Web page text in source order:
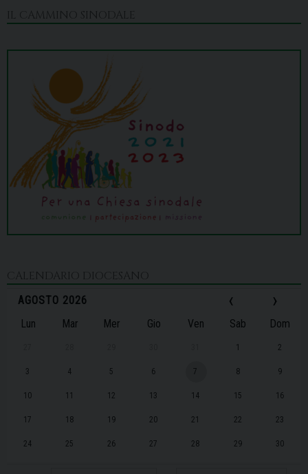
IL CAMMINO SINODALE
CALENDARIO DIOCESANO
‹
AGOSTO 2026 ›
Lun Mar Mer Gio Ven Sab Dom
1 2
3 4 5 6 7 8 9
10 11 12 13 14 15 16
17 18 19 20 21 22 23
24 25 26 27 28 29 30